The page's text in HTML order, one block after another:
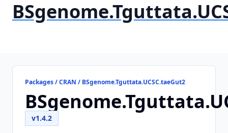
Packages / CRAN / BSgenome.Tguttata.UCSC.taeGut2
v1.4.2